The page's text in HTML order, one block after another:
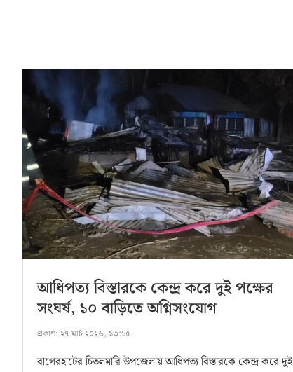
আধিপত্য বিস্তারকে কেন্দ্র করে দুই পক্ষের
সংঘর্ষ, ১০ বাড়িতে অগ্নিসংযোগ
প্রকাশ: ২৭ মার্চ ২০২৬, ১৩:১৫
বাগেরহাটের চিতলমারি উপজেলায় আধিপত্য বিস্তারকে কেন্দ্র করে দুই